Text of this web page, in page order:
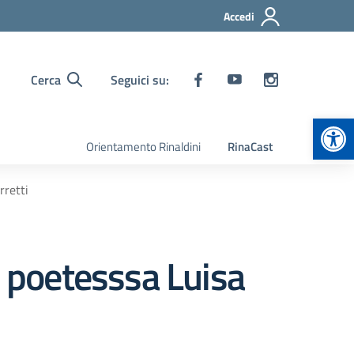
Accedi
Cerca Seguici su:
Orientamento Rinaldini RinaCast
Luisa